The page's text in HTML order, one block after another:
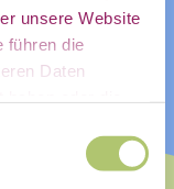
unsere Website
führen die
Daten